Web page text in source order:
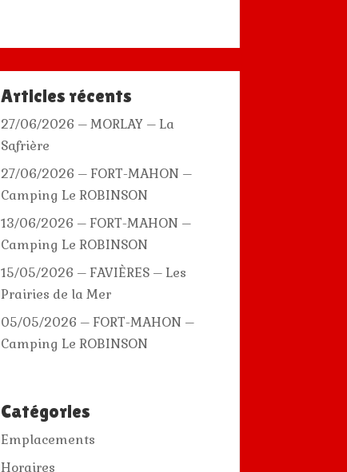
Articles récents
27/06/2026 – MORLAY – La
Safrière
27/06/2026 – FORT-MAHON –
Camping Le ROBINSON
13/06/2026 – FORT-MAHON –
Camping Le ROBINSON
15/05/2026 – FAVIÈRES – Les
Prairies de la Mer
05/05/2026 – FORT-MAHON –
Camping Le ROBINSON
Catégories
Emplacements
Horaires